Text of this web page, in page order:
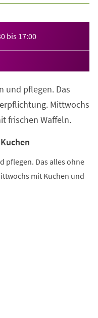
bis 17:00
und pflegen. Das
Mittwochs
frischen Waffeln.
pflegen. Das alles ohne
mit Kuchen und